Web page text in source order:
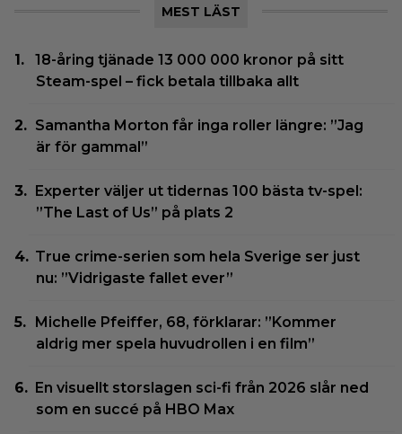
MEST LÄST
18-åring tjänade 13 000 000 kronor på sitt
Steam-spel – fick betala tillbaka allt
Samantha Morton får inga roller längre: ”Jag
är för gammal”
Experter väljer ut tidernas 100 bästa tv-spel:
”The Last of Us” på plats 2
True crime-serien som hela Sverige ser just
nu: ”Vidrigaste fallet ever”
Michelle Pfeiffer, 68, förklarar: ”Kommer
aldrig mer spela huvudrollen i en film”
En visuellt storslagen sci-fi från 2026 slår ned
som en succé på HBO Max